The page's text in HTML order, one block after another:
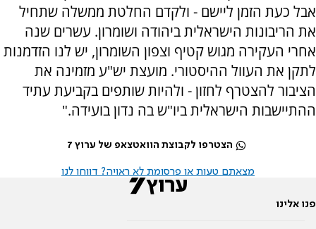
אבל כעת הזמן ליישם - ולקדם החלטת ממשלה שתחיל
את הריבונות הישראלית ביהודה ושומרון. עשרים שנה
אחרי העקירה מגוש קטיף וצפון השומרון, יש לנו הזדמנות
לתקן את העוול ההיסטורי. מועצת יש"ע מזמינה את
הציבור להצטרף לחזון - ולהיות שותפים בקביעת עתיד
ההתיישבות הישראלית ביו"ש בה נדון בועידה."
הצטרפו לקבוצת הוואטצאפ של ערוץ 7
מצאתם טעות או פרסומת לא ראויה? דווחו לנו
פנו אלינו